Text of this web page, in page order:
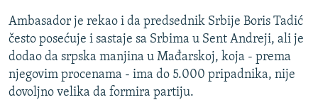
Ambasador je rekao i da predsednik Srbije Boris Tadić
često posećuje i sastaje sa Srbima u Sent Andreji, ali je
dodao da srpska manjina u Mađarskoj, koja - prema
njegovim procenama - ima do 5.000 pripadnika, nije
dovoljno velika da formira partiju.